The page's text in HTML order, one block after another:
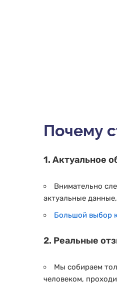
Анна
язык<br>
Екатерина
<br> Благодарим
всегда были на
<br> Обязательно
Почему
1. Актуальное
Внимательно
актуальные
Большой выбор
2. Реальные
Мы собираем
человеком,